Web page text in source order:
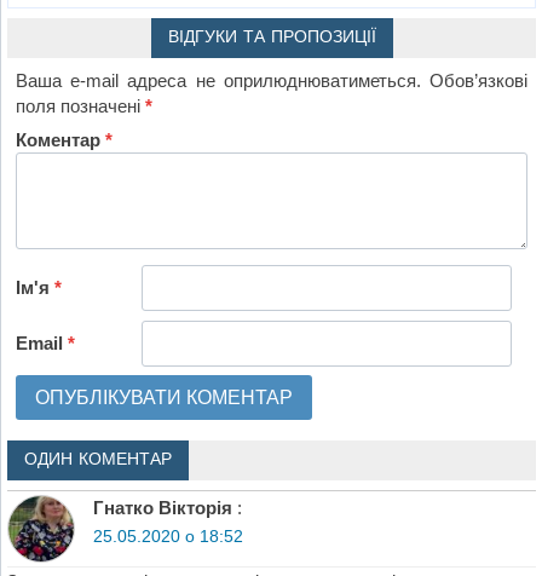
ВІДГУКИ ТА ПРОПОЗИЦІЇ
Ваша e-mail адреса не оприлюднюватиметься. Обов’язкові
поля позначені*
Коментар*
Ім'я*
Email*
ОДИН КОМЕНТАР
Гнатко Вікторія :
25.05.2020 о 18:52